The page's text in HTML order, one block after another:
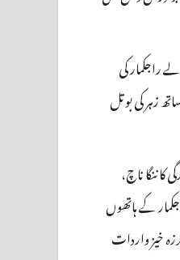
کرنے والے راجکمار کی
زہر کی بوتل
کا ننگا ناچ،
کے ہاتھوں